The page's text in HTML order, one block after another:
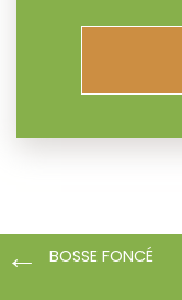
BOSSE FONCÉ